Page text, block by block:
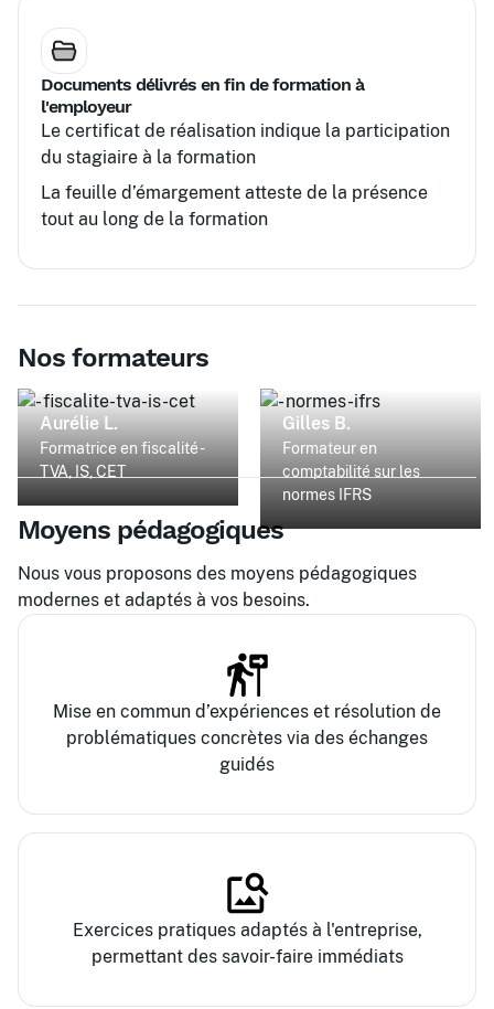
Documents délivrés en fin de formation à
l'employeur
Le certificat de réalisation indique la participation
du stagiaire à la formation
La feuille d’émargement atteste de la présence
tout au long de la formation
Nos formateurs
Aurélie L.
Formatrice en fiscalité -
TVA, IS, CET
Gilles B.
Formateur en
comptabilité sur les
normes IFRS
Moyens pédagogiques
Nous vous proposons des moyens pédagogiques
modernes et adaptés à vos besoins.
Mise en commun d’expériences et résolution de
problématiques concrètes via des échanges
guidés
Exercices pratiques adaptés à l'entreprise,
permettant des savoir-faire immédiats